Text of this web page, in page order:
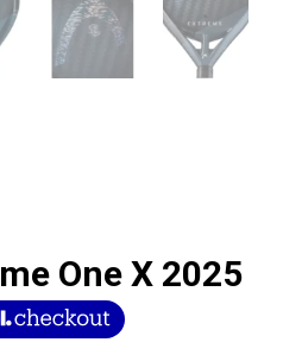
One X 2025